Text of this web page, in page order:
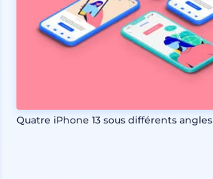
Quatre iPhone 13 sous différents angles